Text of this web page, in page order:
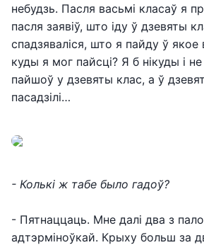
небудзь. Пасля васьмі класаў я
пасля заявіў, што іду ў дзевяты
спадзяваліся, што я пайду ў якое
куды я мог пайсці? Я б нікуды і не
пайшоў у дзевяты клас, а ў
пасадзілі…
- Колькі ж табе было гадоў?
- Пятнаццаць. Мне далі два з
адтэрміноўкай. Крыху больш за